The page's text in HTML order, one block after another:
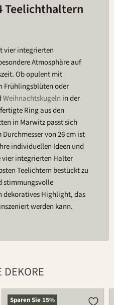
Teelichthaltern
vier integrierten
Atmosphäre auf
Ob opulent mit
Frühlingsblüten oder
Weihnachtskugeln in der
Ring aus den
in Marwitz passt sich
von 26 cm ist
individuellen Ideen und
vier integrierten Halter
Teelichtern bestückt zu
stimmungsvolle
dekoratives Highlight, das
werden kann.
DEKORE
Sparen Sie 15%
Blumenring